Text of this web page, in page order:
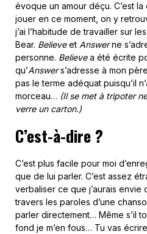
évoque un amour déçu. C’est
jouer en ce moment, on y
j’ai l’habitude de travailler sur
Bear. Believeet Answerne
personne. Believea été écrite
qu’Answers’adresse à mon
pas le terme adéquat puisqu’il
morceau… (Il se met à tripoter
verre un carton.)
C’est-à-dire ?
C’est plus facile pour moi
que de lui parler. C’est assez
verbaliser ce que j’aurais envie
travers les paroles d’une
parler directement… Même s’il
fond je m’en fous… Tu vas